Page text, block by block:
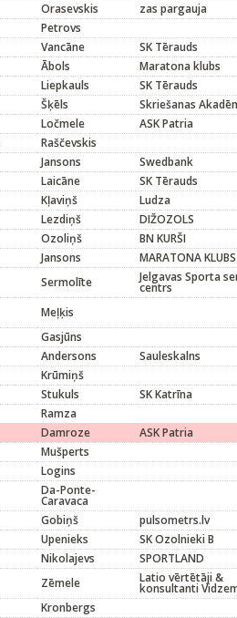
Orasevskis
zas pargauja
Petrovs
Vancāne
SK Tērauds
Ābols
Maratona klubs
Liepkauls
SK Tērauds
Šķēls
Skriešanas
Ločmele
ASK Patria
Raščevskis
Jansons
Swedbank
Laicāne
SK Tērauds
Kļaviņš
Ludza
Lezdiņš
DIŽOZOLS
Ozoliņš
BN KURŠI
Jansons
MARATONA KLUBS
Sermolīte Jelgavas Sporta
centrs
Meļķis
Gasjūns
Andersons
Sauleskalns
Krūmiņš
Stukuls
SK Katrīna
Ramza
Damroze
ASK Patria
Mušperts
Logins
Da-Ponte-
Caravaca
Gobiņš
pulsometrs.lv
Upenieks
SK Ozolnieki B
Nikolajevs
SPORTLAND
Zēmele Latio vērtētāji &
konsultanti
Kronbergs